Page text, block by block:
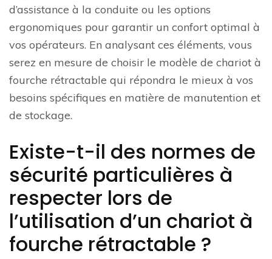
d’assistance à la conduite ou les options
ergonomiques pour garantir un confort optimal à
vos opérateurs. En analysant ces éléments, vous
serez en mesure de choisir le modèle de chariot à
fourche rétractable qui répondra le mieux à vos
besoins spécifiques en matière de manutention et
de stockage.
Existe-t-il des normes de
sécurité particulières à
respecter lors de
l’utilisation d’un chariot à
fourche rétractable ?